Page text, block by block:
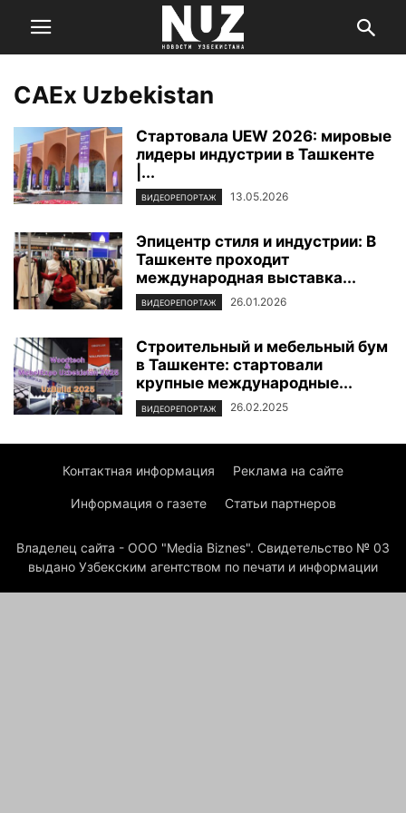
CAEx Uzbekistan
Стартовала UEW 2026: мировые
лидеры индустрии в Ташкенте
|...
ВИДЕОРЕПОРТАЖ 13.05.2026
Эпицентр стиля и индустрии: В
Ташкенте проходит
международная выставка...
ВИДЕОРЕПОРТАЖ 26.01.2026
Строительный и мебельный бум
в Ташкенте: стартовали
крупные международные...
ВИДЕОРЕПОРТАЖ 26.02.2025
Контактная информация Реклама на сайте
Информация о газете Статьи партнеров
Владелец сайта - ООО "Media Biznes". Свидетельство № 03
выдано Узбекским агентством по печати и информации